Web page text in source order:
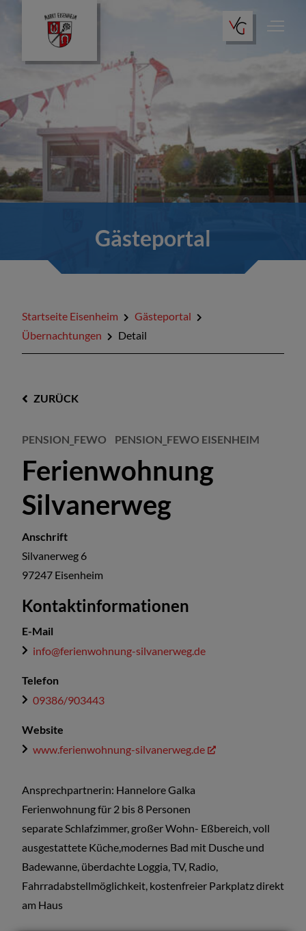
Gästeportal
Startseite Eisenheim
Gästeportal
Übernachtungen
Detail
ZURÜCK
PENSION_FEWO PENSION_FEWO EISENHEIM
Ferienwohnung
Silvanerweg
Ansprechpartnerin: Hannelore Galka
Ferienwohnung für 2 bis 8 Personen
separate Schlafzimmer, großer Wohn- Eßbereich, voll
ausgestattete Küche,modernes Bad mit Dusche und
Badewanne, überdachte Loggia, TV, Radio,
Fahrradabstellmöglichkeit, kostenfreier Parkplatz direkt
am Haus
Anschrift
Silvanerweg 6
97247 Eisenheim
Kontaktinformationen
E-Mail
info@ferienwohnung-silvanerweg.de
Telefon
09386/903443
Website
www.ferienwohnung-silvanerweg.de